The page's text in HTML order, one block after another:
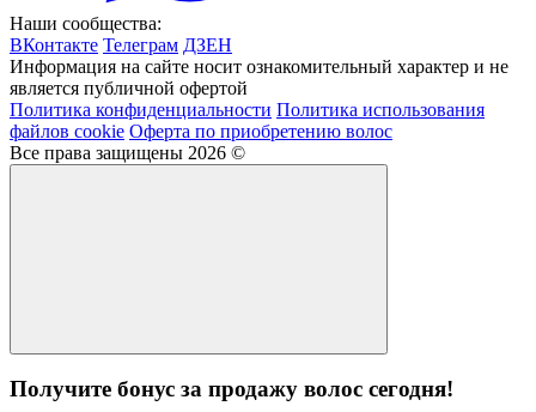
Наши сообщества:
ВКонтакте Телеграм ДЗЕН
Информация на сайте носит ознакомительный характер и не
является публичной офертой
Политика конфиденциальности Политика использования
файлов cookie Оферта по приобретению волос
Все права защищены 2026 ©
Получите бонус за продажу волос сегодня!